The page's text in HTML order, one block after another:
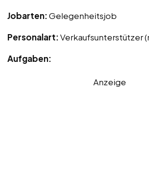
Jobarten:Gelegenheitsjob
Personalart:Verkaufsunterstützer
Aufgaben:
Anzeige